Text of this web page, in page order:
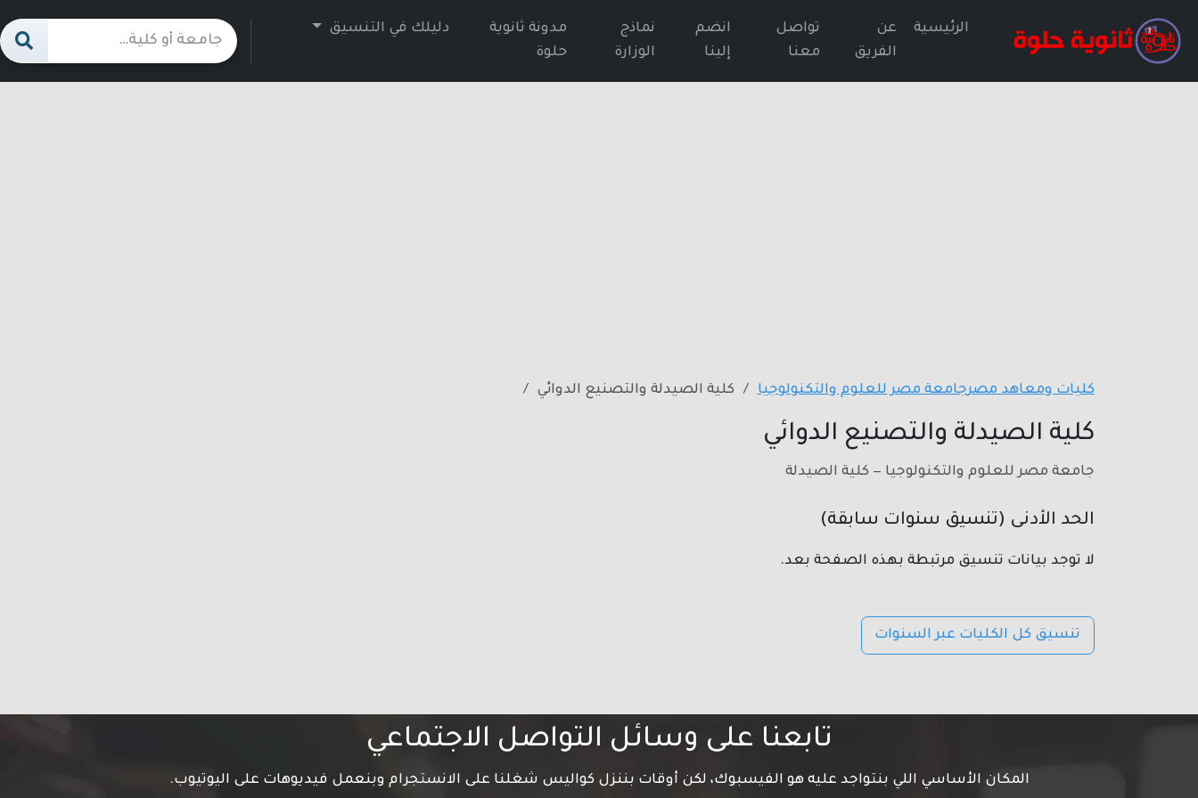
الرئيسية
عن
الفريق
تواصل
معنا
انضم
إلينا
نماذج
الوزارة
مدونة ثانوية
حلوة
دليلك في التنسيق
كليات ومعاهد مصرجامعة مصر للعلوم والتكنولوجيا كلية الصيدلة والتصنيع الدوائي
كلية الصيدلة والتصنيع الدوائي
جامعة مصر للعلوم والتكنولوجيا — كلية الصيدلة
الحد الأدنى (تنسيق سنوات سابقة)
لا توجد بيانات تنسيق مرتبطة بهذه الصفحة بعد.
تنسيق كل الكليات عبر السنوات
تابعنا على وسائل التواصل الاجتماعي
المكان الأساسي اللي بنتواجد عليه هو الفيسبوك، لكن أوقات بننزل كواليس شغلنا على الانستجرام وبنعمل فيديوهات على اليوتيوب.